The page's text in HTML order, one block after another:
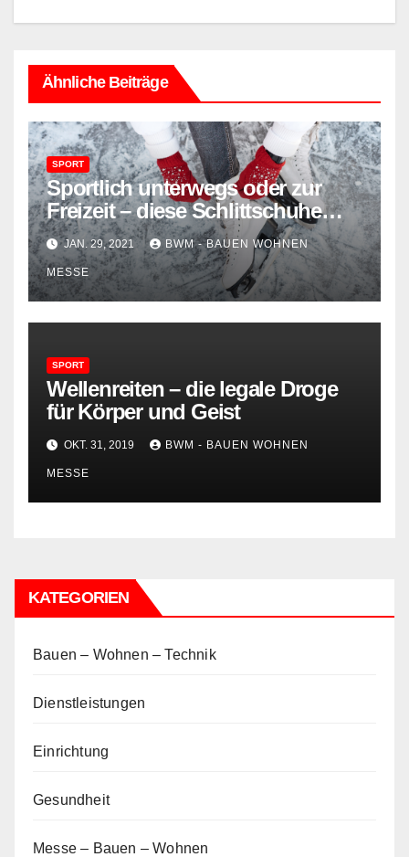
Ähnliche Beiträge
SPORT
Sportlich unterwegs oder zur
Freizeit – diese Schlittschuhe
eignen sich für jedermann
JAN. 29, 2021 BWM - BAUEN WOHNEN
MESSE
SPORT
Wellenreiten – die legale Droge
für Körper und Geist
OKT. 31, 2019 BWM - BAUEN WOHNEN
MESSE
KATEGORIEN
Bauen – Wohnen – Technik
Dienstleistungen
Einrichtung
Gesundheit
Messe – Bauen – Wohnen